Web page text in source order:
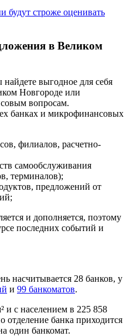
будут строже оценивать
в Великом
выгодное для себя
Новгороде или
вопросам.
банках и микрофинансовых
филиалов, расчетно-
самообслуживания
терминалов);
предложений от
и дополняется, поэтому
последних событий и
насчитывается 28 банков, у
и 99 банкоматов.
и с населением в 225 858
отделение банка приходится
один банкомат.